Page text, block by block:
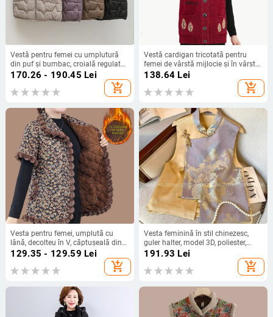
Vestă pentru femei cu umplutură
din puf și bumbac, croială regulată,
guler polo, fermoar, lungime 50–65
170.26 - 190.45 Lei
add_shopping_cart
Vestă cardigan tricotată pentru
femei de vârstă mijlocie și în vârstă,
croială lejeră, primăvară-toamnă
138.64 Lei
add_shopping_cart
Vesta pentru femei, umplută cu
lână, decolteu în V, căptușeală din
fleece, îmbrăcăminte de iarnă 2025
129.35 - 129.59 Lei
add_shopping_cart
Vesta feminină în stil chinezesc,
guler halter, model 3D, poliester,
conținut 50-70%
191.93 Lei
add_shopping_cart